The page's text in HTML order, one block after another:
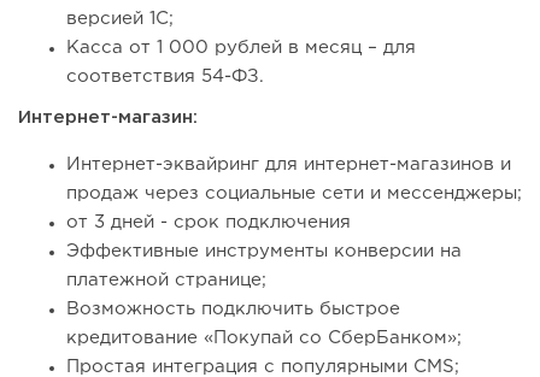
версией 1С;
Касса от 1 000 рублей в месяц – для
соответствия 54-ФЗ.
Интернет-магазин:
Интернет-эквайринг для интернет-магазинов и
продаж через социальные сети и мессенджеры;
от 3 дней - срок подключения
Эффективные инструменты конверсии на
платежной странице;
Возможность подключить быстрое
кредитование «Покупай со СберБанком»;
Простая интеграция с популярными CMS;